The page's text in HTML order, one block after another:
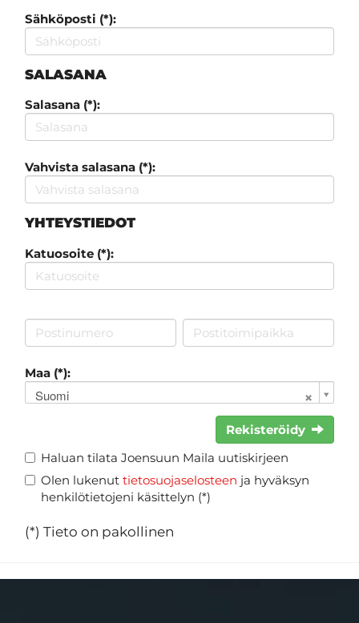
Sähköposti (*):
SALASANA
Salasana (*):
Vahvista salasana (*):
YHTEYSTIEDOT
Katuosoite (*):
Maa (*):
Suomi
Rekisteröidy
Haluan tilata Joensuun Maila uutiskirjeen
Olen lukenut tietosuojaselosteen ja hyväksyn
henkilötietojeni käsittelyn (*)
(*) Tieto on pakollinen